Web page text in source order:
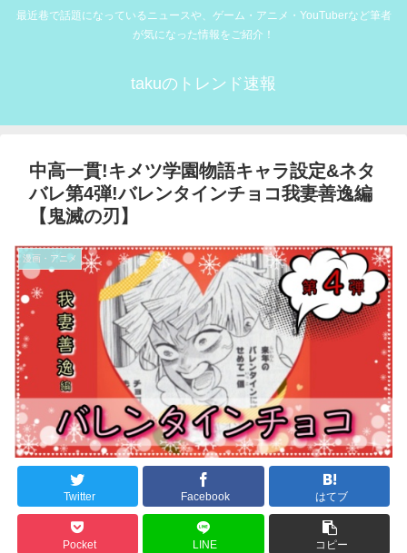
最近巷で話題になっているニュースや、ゲーム・アニメ・YouTuberなど筆者
が気になった情報をご紹介！
takuのトレンド速報
中高一貫!キメツ学園物語キャラ設定&ネタ
バレ第4弾!バレンタインチョコ我妻善逸編
【鬼滅の刃】
漫画・アニメ
Twitter Facebook はてブ
Pocket LINE コピー